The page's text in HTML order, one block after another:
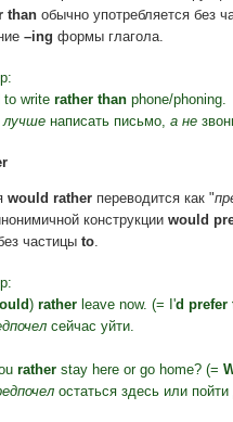
than обычно употребляется без
–ing формы глагола.
to write rather than phone/phoning.
лучше написать письмо, а не
would rather переводится как "
конструкции would
частицы to
) rather leave now. (= I'd prefer
сейчас уйти.
rather stay here or go home? (=
остаться здесь или